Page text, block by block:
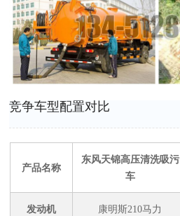
竞争车型配置对比
产品名称
东风天锦高压清洗吸污
车
发动机 康明斯210马力